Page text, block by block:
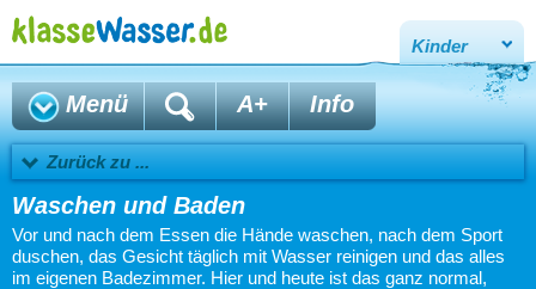
Kinder
Menü A+ Info
Zurück zu ...
Waschen und Baden
Vor und nach dem Essen die Hände waschen, nach dem Sport
duschen, das Gesicht täglich mit Wasser reinigen und das alles
im eigenen Badezimmer. Hier und heute ist das ganz normal,